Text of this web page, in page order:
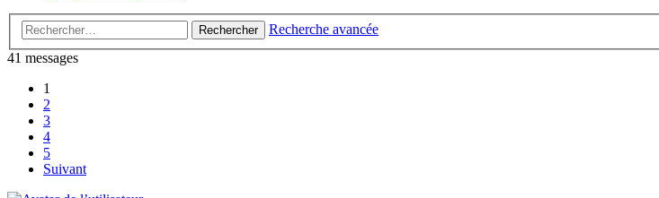
Rechercher
Recherche avancée
41 messages
1
2
3
4
5
Suivant